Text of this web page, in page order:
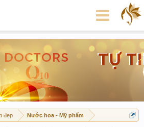
đẹp Nước hoa - Mỹ phẩm